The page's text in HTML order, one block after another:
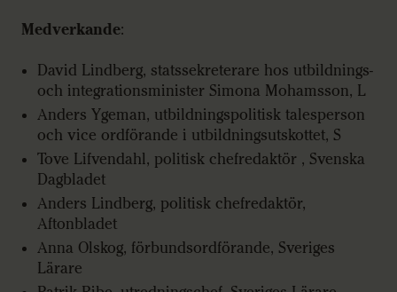
Medverkande:
David Lindberg, statssekreterare hos utbildnings-
och integrationsminister Simona Mohamsson, L
Anders Ygeman, utbildningspolitisk talesperson
och vice ordförande i utbildningsutskottet, S
Tove Lifvendahl, politisk chefredaktör , Svenska
Dagbladet
Anders Lindberg, politisk chefredaktör,
Aftonbladet
Anna Olskog, förbundsordförande, Sveriges
Lärare